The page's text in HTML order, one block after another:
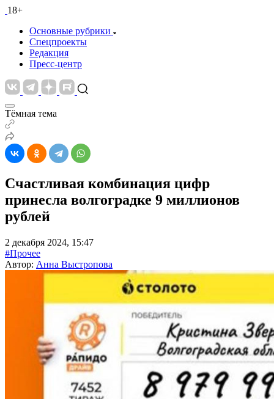
18+
Основные рубрики
Спецпроекты
Редакция
Пресс-центр
Тёмная тема
Счастливая комбинация цифр
принесла волгоградке 9 миллионов
рублей
2 декабря 2024, 15:47
#Прочее
Автор: Анна Выстропова